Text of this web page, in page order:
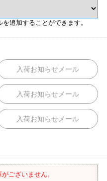
追加することができます。
ございません。